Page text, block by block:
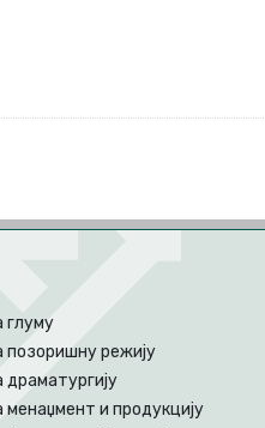
глуму
позоришну режију
менаџмент и продукцију